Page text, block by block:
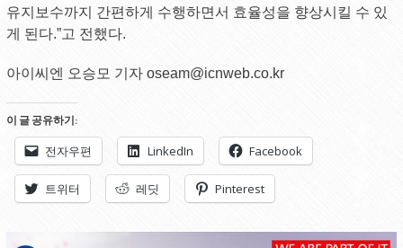
유지보수까지 간편하게 수행하면서 효율성을 향상시킬 수 있
게 된다.”고 전했다.
아이씨엔 오승모 기자 oseam@icnweb.co.kr
이 글 공유하기:
전자우편 LinkedIn Facebook
트위터 레딧 Pinterest